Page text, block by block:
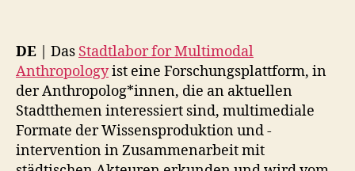
DE | Das Stadtlabor for Multimodal
Anthropologyist eine Forschungsplattform, in
der Anthropolog*innen, die an aktuellen
Stadtthemen interessiert sind, multimediale
Formate der Wissensproduktion und -
intervention in Zusammenarbeit mit